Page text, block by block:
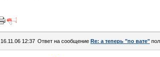
16.11.06 12:37 Ответ на сообщение Re: а теперь "по вате"